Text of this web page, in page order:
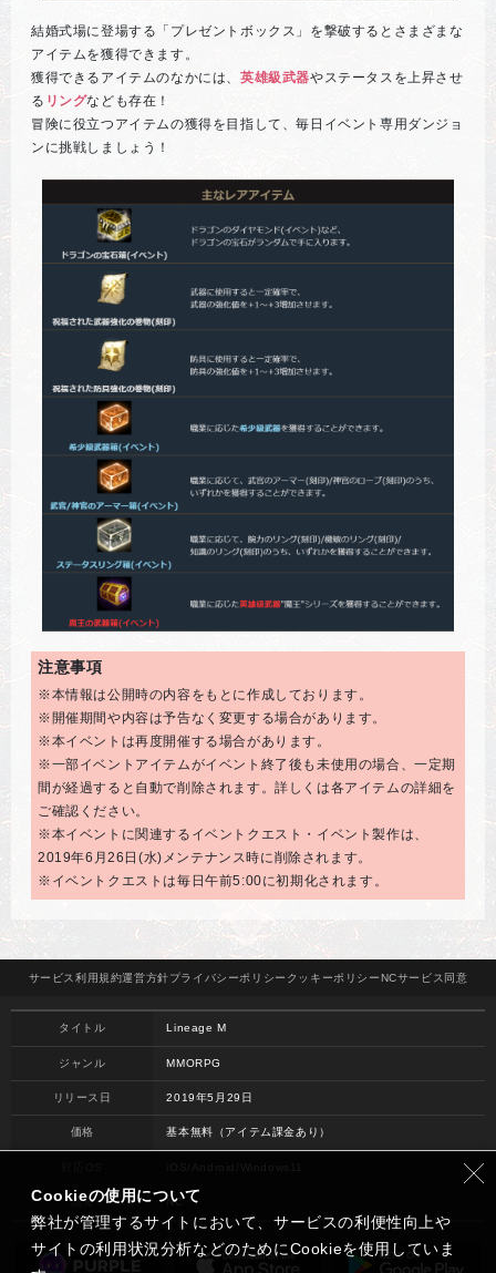
結婚式場に登場する「プレゼントボックス」を撃破するとさまざまな
アイテムを獲得できます。
獲得できるアイテムのなかには、 英雄級武器やステータスを上昇させ
る リングなども存在！
冒険に役立つアイテムの獲得を目指して、毎日イベント専用ダンジョ
ンに挑戦しましょう！
注意事項
※本情報は公開時の内容をもとに作成しております。
※開催期間や内容は予告なく変更する場合があります。
※本イベントは再度開催する場合があります。
※一部イベントアイテムがイベント終了後も未使用の場合、一定期
間が経過すると自動で削除されます。詳しくは各アイテムの詳細を
ご確認ください。
※本イベントに関連するイベントクエスト・イベント製作は、
2019年6月26日(水)メンテナンス時に削除されます。
※イベントクエストは毎日午前5:00に初期化されます。
サービス 利用規約運営方針プライバシーポリシー クッキーポリシーNCサービス 同意
タイトル Lineage M
ジャンル MMORPG
リリース日 2019年5月29日
価格 基本無料（アイテム課金あり）
開発 NC
Cookieの使用について
弊社が管理するサイトにおいて、サービスの利便性向上や
サイトの利用状況分析などのためにCookieを使用していま